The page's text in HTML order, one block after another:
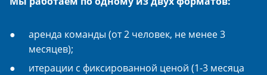
аренда команды (от 2 человек, не менее 3
месяцев);
итерации с фиксированной ценой (1-3 месяца